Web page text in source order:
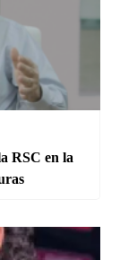
RSC en la